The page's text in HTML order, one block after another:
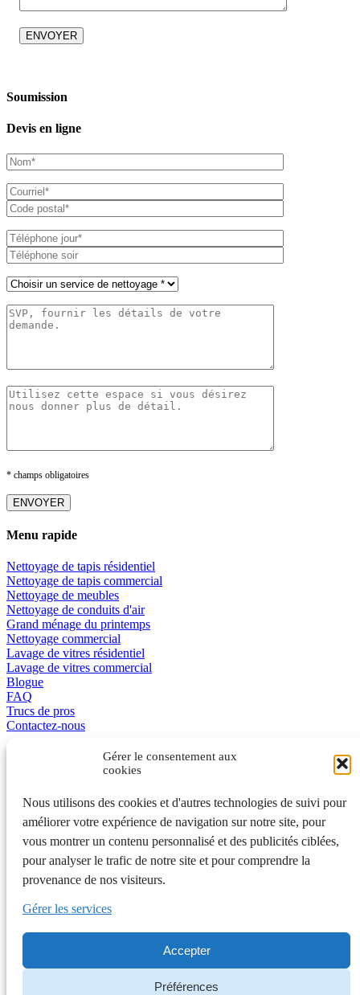
Gérer le consentement aux
cookies
Nous utilisons des cookies et d'autres technologies de suivi pour
améliorer votre expérience de navigation sur notre site, pour
vous montrer un contenu personnalisé et des publicités ciblées,
pour analyser le trafic de notre site et pour comprendre la
provenance de nos visiteurs.
Gérer les services
Accepter
Préférences
Soumission
Devis en ligne
* champs obligatoires
Menu rapide
Nettoyage de tapis résidentiel
Nettoyage de tapis commercial
Nettoyage de meubles
Nettoyage de conduits d'air
Grand ménage du printemps
Nettoyage commercial
Lavage de vitres résidentiel
Lavage de vitres commercial
Blogue
FAQ
Trucs de pros
Contactez-nous
English
401A, de la Grande-Côte, Rosemère QC J7A 1K7 450 970-3363
2Z9 514 992-7775 Montréal
Ouest de l'île • Rive-Sud 450 700-1673 • Québec 418 210-0156
© Nettoyage Experts | Tous droits réservés |